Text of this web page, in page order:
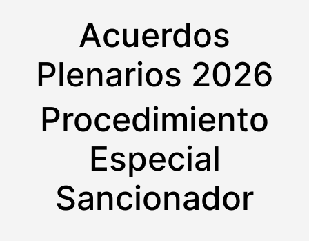
Acuerdos
Plenarios 2026
Procedimiento
Especial
Sancionador